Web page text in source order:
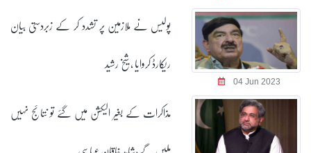
04 Jun 2023
پولیس نے ملازمین پر تشدد کر کے زبردستی بیان
ریکارڈ کروایا ، شیخ رشید
مذاکرات کے بغیر الیکشن میں گئے تو نتائج نہیں